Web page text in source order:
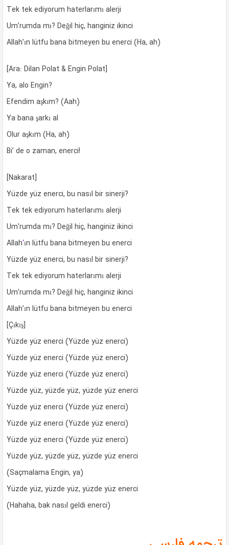
Tek tek ediyorum haterlarımı alerji
Um’rumda mı? Değil hiç, hanginiz ikinci
Allah’ın lütfu bana bitmeyen bu enerci (Ha, ah)
[Ara: Dilan Polat & Engin Polat]
Ya, alo Engin?
Efendim aşkım? (Aah)
Ya bana şarkı al
Olur aşkım (Ha, ah)
Bi’ de o zaman, enerci!
[Nakarat]
Yüzde yüz enerci, bu nasıl bir sinerji?
Tek tek ediyorum haterlarımı alerji
Um’rumda mı? Değil hiç, hanginiz ikinci
Allah‘ın lütfu bana bitmeyen bu enerci
Yüzde yüz enerci, bu nasıl bir sinerji?
Tek tek ediyorum haterlarımı alerji
Um’rumda mı? Değil hiç, hanginiz ikinci
Allah’ın lütfu bana bitmeyen bu enerci
[Çıkış]
Yüzde yüz enerci (Yüzde yüz enerci)
Yüzde yüz enerci (Yüzde yüz enerci)
Yüzde yüz enerci (Yüzde yüz enerci)
Yüzde yüz, yüzde yüz, yüzde yüz enerci
Yüzde yüz enerci (Yüzde yüz enerci)
Yüzde yüz enerci (Yüzde yüz enerci)
Yüzde yüz enerci (Yüzde yüz enerci)
Yüzde yüz, yüzde yüz, yüzde yüz enerci
(Saçmalama Engin, ya)
Yüzde yüz, yüzde yüz, yüzde yüz enerci
(Hahaha, bak nasıl geldi enerci)